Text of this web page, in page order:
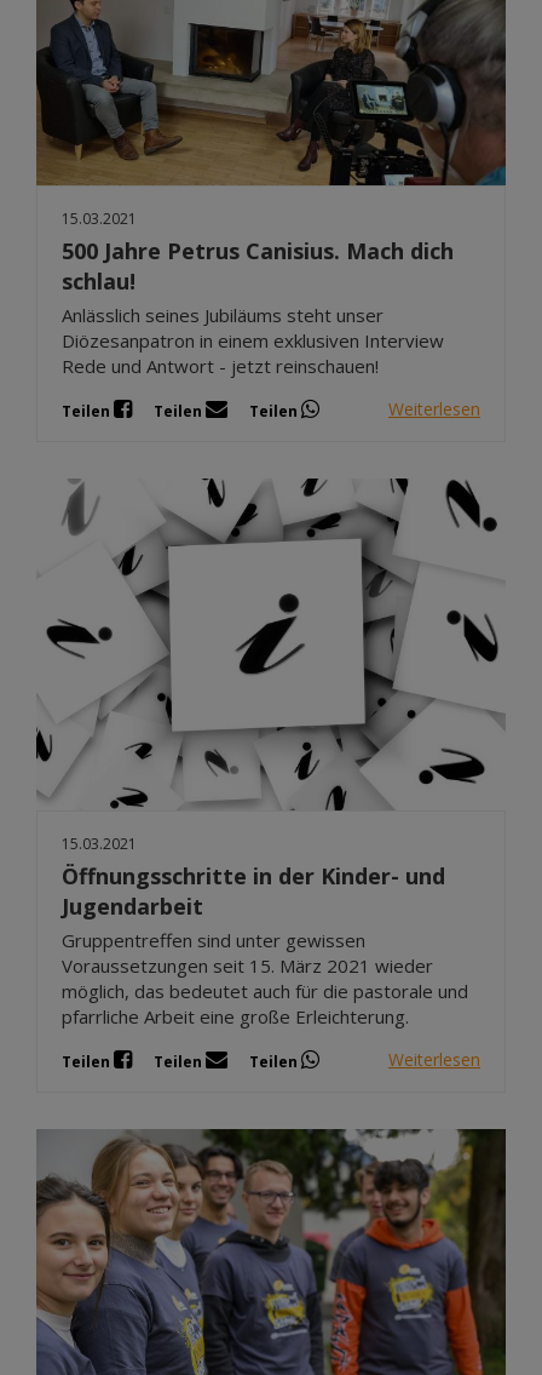
15.03.2021
500 Jahre Petrus Canisius. Mach dich
schlau!
Anlässlich seines Jubiläums steht unser
Diözesanpatron in einem exklusiven Interview
Rede und Antwort - jetzt reinschauen!
Teilen Teilen Teilen Weiterlesen
15.03.2021
Öffnungsschritte in der Kinder- und
Jugendarbeit
Gruppentreffen sind unter gewissen
Voraussetzungen seit 15. März 2021 wieder
möglich, das bedeutet auch für die pastorale und
pfarrliche Arbeit eine große Erleichterung.
Teilen Teilen Teilen Weiterlesen